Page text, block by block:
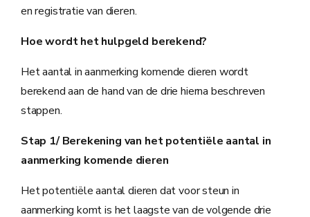
en registratie van dieren.
Hoe wordt het hulpgeld berekend?
Het aantal in aanmerking komende dieren wordt
berekend aan de hand van de drie hierna beschreven
stappen.
Stap 1/ Berekening van het potentiële aantal in
aanmerking komende dieren
Het potentiële aantal dieren dat voor steun in
aanmerking komt is het laagste van de volgende drie